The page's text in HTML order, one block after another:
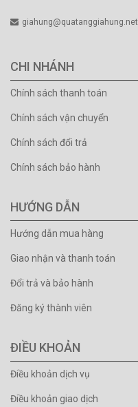
giahung@quatanggiahung.net
CHI NHÁNH
Chính sách thanh toán
Chính sách vận chuyển
Chính sách đổi trả
Chính sách bảo hành
HƯỚNG DẪN
Hướng dẫn mua hàng
Giao nhận và thanh toán
Đổi trả và bảo hành
Đăng ký thành viên
ĐIỀU KHOẢN
Điều khoản dịch vụ
Điều khoản giao dịch